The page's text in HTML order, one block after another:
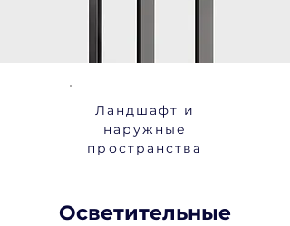
Ландшафт и
наружные
пространства
Осветительные